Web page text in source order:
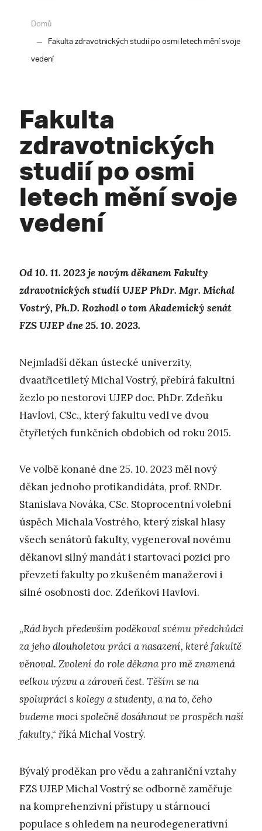
Domů
Fakulta zdravotnických studií po osmi letech mění svoje
vedení
Fakulta
zdravotnických
studií po osmi
letech mění svoje
vedení
Od 10. 11. 2023 je novým děkanem Fakulty
zdravotnických studií UJEP PhDr. Mgr. Michal
Vostrý, Ph.D. Rozhodl o tom Akademický senát
FZS UJEP dne 25. 10. 2023.
Nejmladší děkan ústecké univerzity,
dvaatřicetiletý Michal Vostrý, přebírá fakultní
žezlo po nestorovi UJEP doc. PhDr. Zdeňku
Havlovi, CSc., který fakultu vedl ve dvou
čtyřletých funkčních obdobích od roku 2015.
Ve volbě konané dne 25. 10. 2023 měl nový
děkan jednoho protikandidáta, prof. RNDr.
Stanislava Nováka, CSc. Stoprocentní volební
úspěch Michala Vostrého, který získal hlasy
všech senátorů fakulty, vygeneroval novému
děkanovi silný mandát i startovací pozici pro
převzetí fakulty po zkušeném manažerovi i
silné osobnosti doc. Zdeňkovi Havlovi.
„Rád bych především poděkoval svému předchůdci
za jeho dlouholetou práci a nasazení, které fakultě
věnoval. Zvolení do role děkana pro mě znamená
velkou výzvu a zároveň čest. Těším se na
spolupráci s kolegy a studenty, a na to, čeho
budeme moci společně dosáhnout ve prospěch naší
fakulty,“ říká Michal Vostrý.
Bývalý proděkan pro vědu a zahraniční vztahy
FZS UJEP Michal Vostrý se odborně zaměřuje
na komprehenzivní přístupy u stárnoucí
populace s ohledem na neurodegenerativní